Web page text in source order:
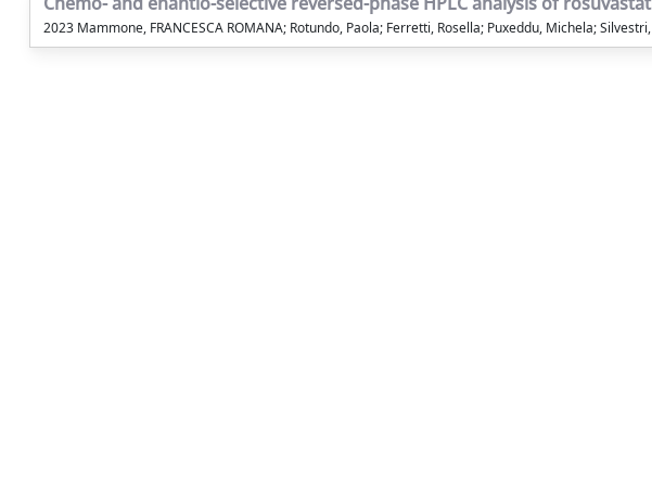
2023 Mammone, FRANCESCA ROMANA; Rotundo, Paola; Ferretti, Rosella; Puxeddu, Michela;